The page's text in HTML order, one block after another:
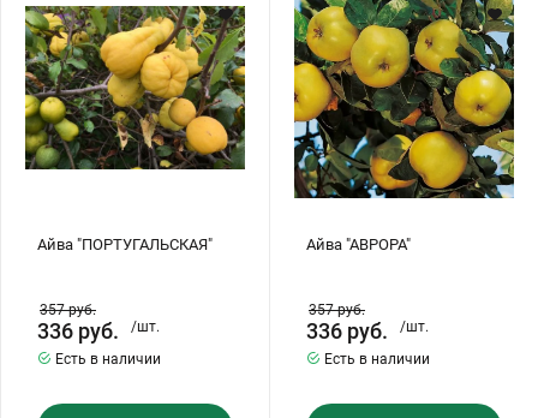
Хризантемы саженцы
Зелень и пряные травы
Айва "ПОРТУГАЛЬСКАЯ"
357руб.
336 руб.
/шт.
Есть в наличии
Айва "АВРОРА"
357руб.
336 руб.
/шт.
Есть в наличии